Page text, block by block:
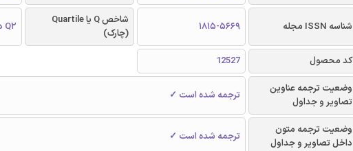
شناسه ISSN مجله 1815-5669
شاخص Q یا Quartile
(چارک)
Q2 در سال 2021
کد محصول
12527
وضعیت ترجمه عناوین
تصاویر و جداول
ترجمه شده است ✓
وضعیت ترجمه متون
داخل تصاویر و جداول
ترجمه شده است ✓